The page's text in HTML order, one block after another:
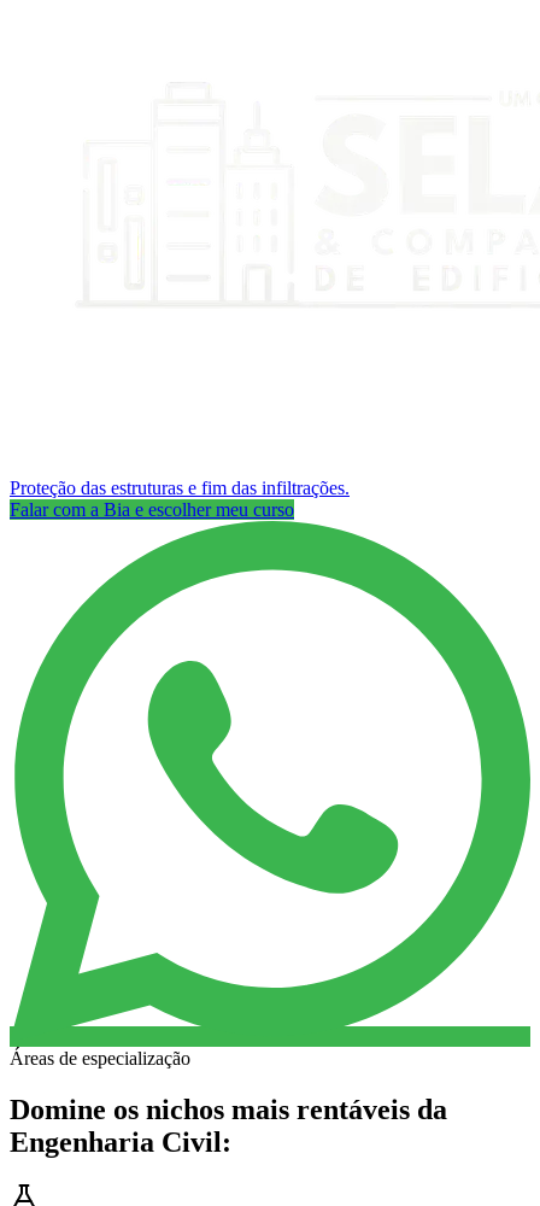
Proteção das estruturas e fim das infiltrações.
Falar com a Bia e escolher meu curso
Áreas de especialização
Domine os nichos mais rentáveis da
Engenharia Civil: